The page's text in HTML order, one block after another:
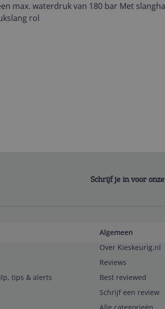
max. waterdruk van 180 bar Met
rol
Schrijf je in voor
tips & alerts
Algemeen
Over Kieskeurig.nl
Reviews
Best reviewed
Schrijf een review